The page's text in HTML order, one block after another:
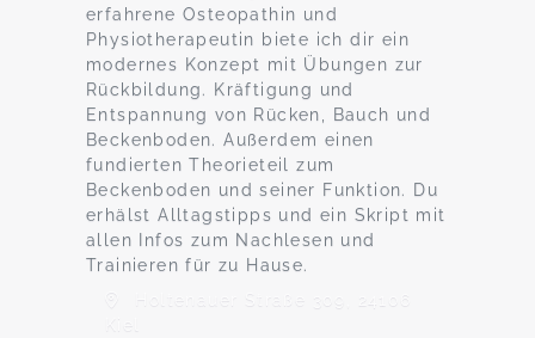
erfahrene Osteopathin und
Physiotherapeutin biete ich dir ein
modernes Konzept mit Übungen zur
Rückbildung. Kräftigung und
Entspannung von Rücken, Bauch und
Beckenboden. Außerdem einen
fundierten Theorieteil zum
Beckenboden und seiner Funktion. Du
erhälst Alltagstipps und ein Skript mit
allen Infos zum Nachlesen und
Trainieren für zu Hause.
Holtenauer Straße 309, 24106